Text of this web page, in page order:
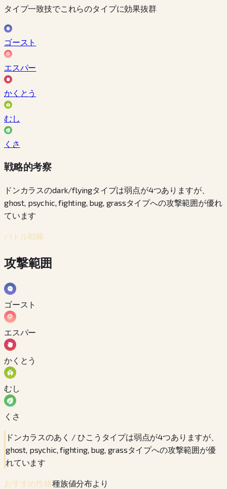
タイプ一致技でこれらのタイプに効果抜群
ゴースト
エスパー
かくとう
むし
くさ
戦略的考察
ドンカラスのdark/flyingタイプは弱点が4つありますが、
ghost, psychic, fighting, bug, grassタイプへの攻撃範囲が優れ
ています
バトル戦略
攻撃範囲
ゴースト
エスパー
かくとう
むし
くさ
ドンカラスのあく / ひこうタイプは弱点が4つありますが、
ghost, psychic, fighting, bug, grassタイプへの攻撃範囲が優
れています
おすすめ性格種族値分布より